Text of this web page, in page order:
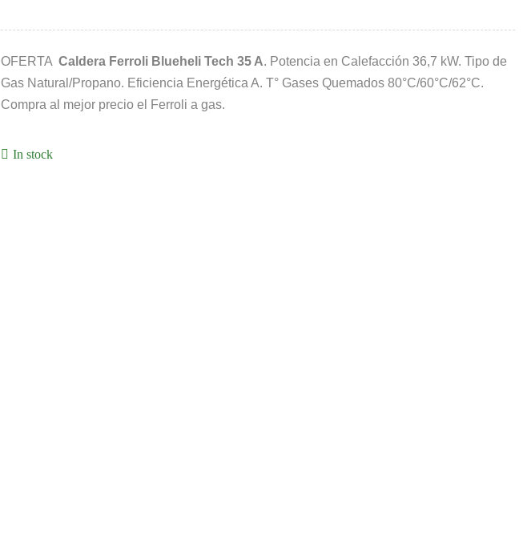
OFERTA Caldera Ferroli Blueheli Tech 35 A. Potencia en Calefacción 36,7 kW. Tipo de
Gas Natural/Propano. Eficiencia Energética A. T° Gases Quemados 80°C/60°C/62°C.
Compra al mejor precio el Ferroli a gas.
In stock